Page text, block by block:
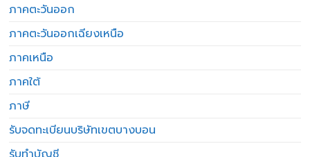
ภาคตะวันออก
ภาคตะวันออกเฉียงเหนือ
ภาคเหนือ
ภาคใต้
ภาษี
รับจดทะเบียนบริษัทเขตบางบอน